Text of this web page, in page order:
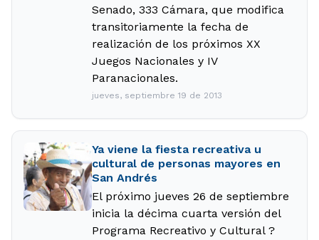
Senado, 333 Cámara, que modifica
transitoriamente la fecha de
realización de los próximos XX
Juegos Nacionales y IV
Paranacionales.
jueves, septiembre 19 de 2013
Ya viene la fiesta recreativa u
cultural de personas mayores en
San Andrés
El próximo jueves 26 de septiembre
inicia la décima cuarta versión del
Programa Recreativo y Cultural ?